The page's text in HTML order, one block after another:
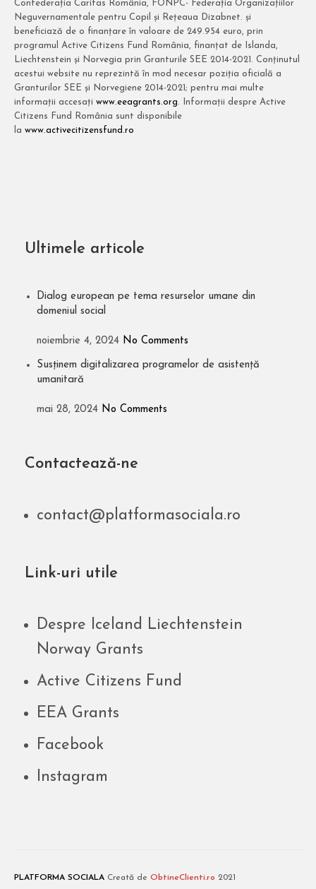
Confederația Caritas România, FONPC- Federația Organizațiilor
Neguvernamentale pentru Copil și Rețeaua Dizabnet. și
beneficiază de o finanțare în valoare de 249.954 euro, prin
programul Active Citizens Fund România, finanțat de Islanda,
Liechtenstein și Norvegia prin Granturile SEE 2014-2021. Conținutul
acestui website nu reprezintă în mod necesar poziția oficială a
Granturilor SEE și Norvegiene 2014-2021; pentru mai multe
informații accesați www.eeagrants.org. Informații despre Active
Citizens Fund România sunt disponibile
la www.activecitizensfund.ro
Ultimele articole
Dialog european pe tema resurselor umane din
domeniul social
noiembrie 4, 2024 No Comments
Susținem digitalizarea programelor de asistență
umanitară
mai 28, 2024 No Comments
Contactează-ne
contact@platformasociala.ro
Link-uri utile
Despre Iceland Liechtenstein
Norway Grants
Active Citizens Fund
EEA Grants
Facebook
Instagram
PLATFORMA SOCIALA Creată de ObtineClienti.ro 2021